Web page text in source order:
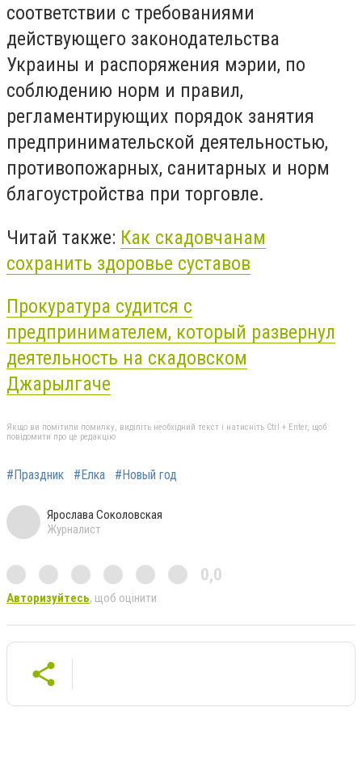
соответствии с требованиями
действующего законодательства
Украины и распоряжения мэрии, по
соблюдению норм и правил,
регламентирующих порядок занятия
предпринимательской деятельностью,
противопожарных, санитарных и норм
благоустройства при торговле.
Читай также: Как скадовчанам
сохранить здоровье суставов
Прокуратура судится с
предпринимателем, который развернул
деятельность на скадовском
Джарылгаче
Якщо ви помітили помилку, виділіть необхідний текст і натисніть Ctrl + Enter, щоб
повідомити про це редакцію
#Праздник #Елка #Новый год
Ярослава Соколовская
Журналист
0,0
Авторизуйтесь, щоб оцінити